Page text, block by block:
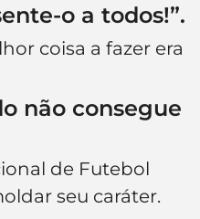
o a todos!”.
coisa a fazer era
não consegue
de Futebol
seu caráter.